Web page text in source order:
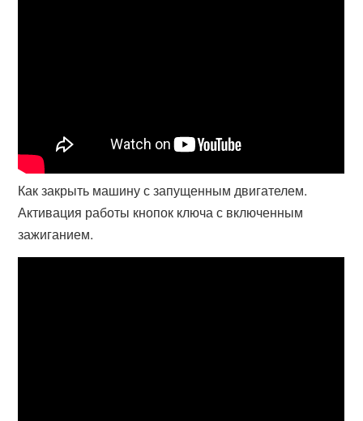
Как закрыть машину с запущенным двигателем.
Активация работы кнопок ключа с включенным
зажиганием.